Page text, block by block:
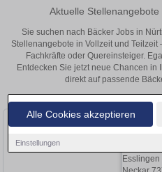
Alle Cookies akzeptieren
Einstellungen
Aktuelle
Sie suchen nach Bäcker Jobs in
Stellenangebote in Vollzeit und
Fachkräfte oder Quereinsteiger.
Entdecken Sie jetzt neue Chancen
direkt auf passende